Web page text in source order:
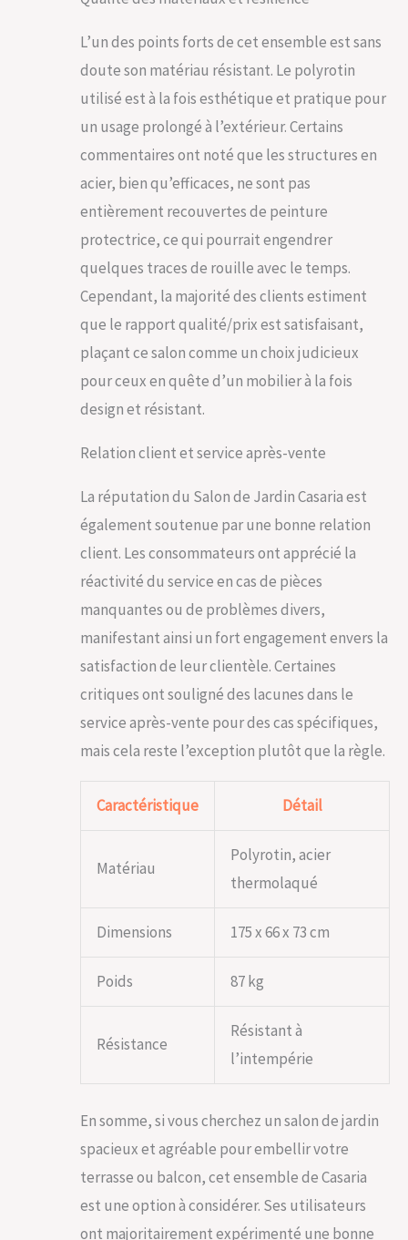
housses des
pourvues de
fermetures éclair
afin que vous
puissiez les retirer et
les laver lorsqu'elles
polyratin et WPC
peuvent être
avec un chiffon
humide. CONFORT
Les modules de cet
ensemble de jardin
sont équipés
d'accoudoirs et de
coussins
dossier de 12 cm, ils
d'assise sans pareil
et vous offrent un
agréable moment de
détente.
L’un des points forts de cet ensemble est sans
doute son matériau résistant. Le polyrotin
utilisé est à la fois esthétique et pratique pour
un usage prolongé à l’extérieur. Certains
commentaires ont noté que les structures en
acier, bien qu’efficaces, ne sont pas
entièrement recouvertes de peinture
protectrice, ce qui pourrait engendrer
quelques traces de rouille avec le temps.
Cependant, la majorité des clients estiment
que le rapport qualité/prix est satisfaisant,
plaçant ce salon comme un choix judicieux
pour ceux en quête d’un mobilier à la fois
design et résistant.
Relation client et service après-vente
La réputation du Salon de Jardin Casaria est
également soutenue par une bonne relation
client. Les consommateurs ont apprécié la
réactivité du service en cas de pièces
manquantes ou de problèmes divers,
manifestant ainsi un fort engagement envers la
satisfaction de leur clientèle. Certaines
critiques ont souligné des lacunes dans le
service après-vente pour des cas spécifiques,
mais cela reste l’exception plutôt que la règle.
Caractéristique Détail
Matériau
Polyrotin, acier
thermolaqué
Dimensions 175 x 66 x 73 cm
Poids 87 kg
Résistance
Résistant à
l’intempérie
En somme, si vous cherchez un salon de jardin
spacieux et agréable pour embellir votre
terrasse ou balcon, cet ensemble de Casaria
est une option à considérer. Ses utilisateurs
ont majoritairement expérimenté une bonne